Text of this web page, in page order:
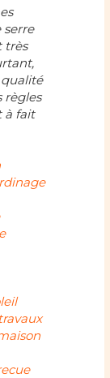
serre
très
règles
à fait